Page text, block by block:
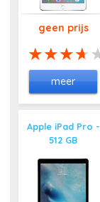
geen prijs
meer
Apple iPad Pro -
512 GB